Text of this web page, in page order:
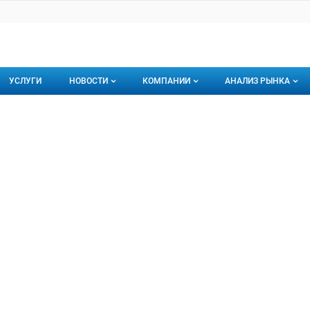
УСЛУГИ НОВОСТИ КОМПАНИИ АНАЛИЗ РЫНКА